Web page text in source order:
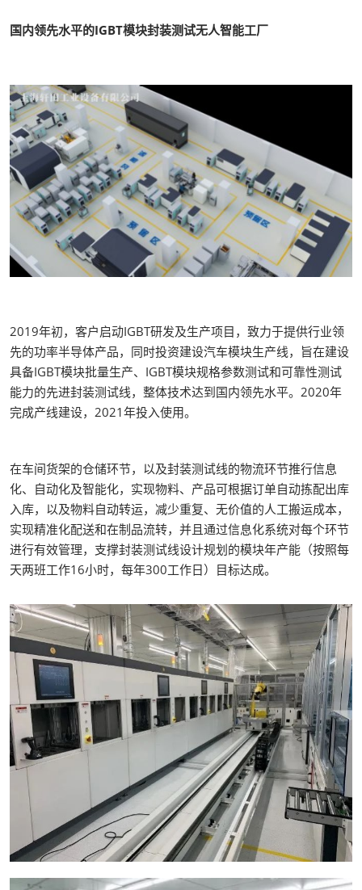
国内领先水平的IGBT模块封装测试无人智能工厂
2019年初，客户启动IGBT研发及生产项目，致力于提供行业领
先的功率半导体产品，同时投资建设汽车模块生产线，旨在建设
具备IGBT模块批量生产、IGBT模块规格参数测试和可靠性测试
能力的先进封装测试线，整体技术达到国内领先水平。2020年
完成产线建设，2021年投入使用。
在车间货架的仓储环节，以及封装测试线的物流环节推行信息
化、自动化及智能化，实现物料、产品可根据订单自动拣配出库
入库，以及物料自动转运，减少重复、无价值的人工搬运成本，
实现精准化配送和在制品流转，并且通过信息化系统对每个环节
进行有效管理，支撑封装测试线设计规划的模块年产能（按照每
天两班工作16小时，每年300工作日）目标达成。